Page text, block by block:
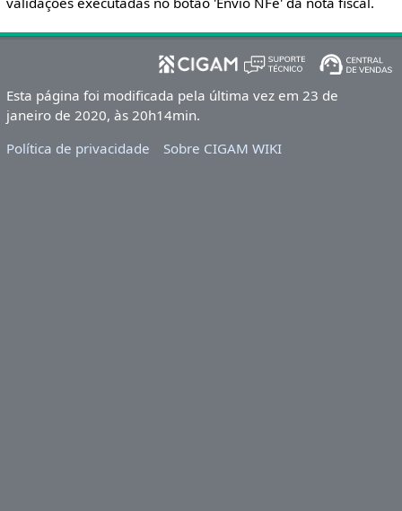
Esta página foi modificada pela última vez em 23 de
janeiro de 2020, às 20h14min.
Política de privacidade
Sobre CIGAM WIKI